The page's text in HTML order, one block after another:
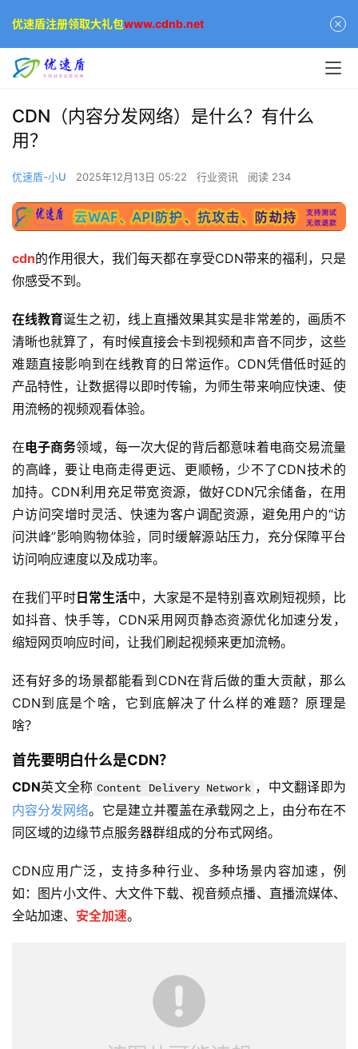
CDN（内容分发网络）是什么？有什么
用？
优速盾-小U 2025年12月13日 05:22 行业资讯 阅读 234
cdn的作用很大，我们每天都在享受CDN带来的福利，只是
你感受不到。
在线教育诞生之初，线上直播效果其实是非常差的，画质不
清晰也就算了，有时候直接会卡到视频和声音不同步，这些
难题直接影响到在线教育的日常运作。CDN凭借低时延的
产品特性，让数据得以即时传输，为师生带来响应快速、使
用流畅的视频观看体验。
在电子商务领域，每一次大促的背后都意味着电商交易流量
的高峰，要让电商走得更远、更顺畅，少不了CDN技术的
加持。CDN利用充足带宽资源，做好CDN冗余储备，在用
户访问突增时灵活、快速为客户调配资源，避免用户的“访
问洪峰”影响购物体验，同时缓解源站压力，充分保障平台
访问响应速度以及成功率。
在我们平时日常生活中，大家是不是特别喜欢刷短视频，比
如抖音、快手等，CDN采用网页静态资源优化加速分发，
缩短网页响应时间，让我们刷起视频来更加流畅。
还有好多的场景都能看到CDN在背后做的重大贡献，那么
CDN到底是个啥，它到底解决了什么样的难题？原理是
啥？
首先要明白什么是CDN？
CDN英文全称 Content Delivery Network ，中文翻译即为
内容分发网络。它是建立并覆盖在承载网之上，由分布在不
同区域的边缘节点服务器群组成的分布式网络。
CDN应用广泛，支持多种行业、多种场景内容加速，例
如：图片小文件、大文件下载、视音频点播、直播流媒体、
全站加速、 安全加速。
优速盾注册领取大礼包www.cdnb.net